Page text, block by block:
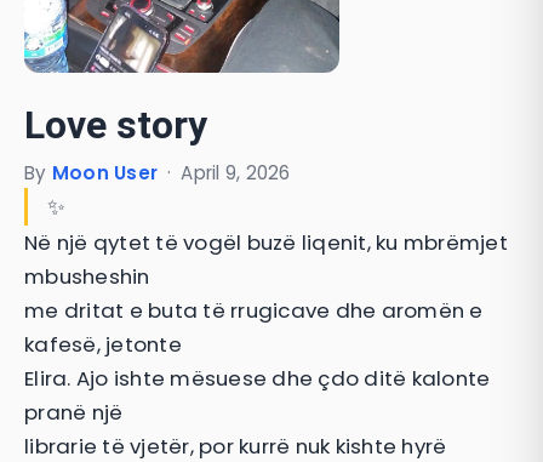
Love story
By Moon User · April 9, 2026
✨
Në një qytet të vogël buzë liqenit, ku mbrëmjet
mbusheshin
me dritat e buta të rrugicave dhe aromën e
kafesë, jetonte
Elira. Ajo ishte mësuese dhe çdo ditë kalonte
pranë një
librarie të vjetër, por kurrë nuk kishte hyrë